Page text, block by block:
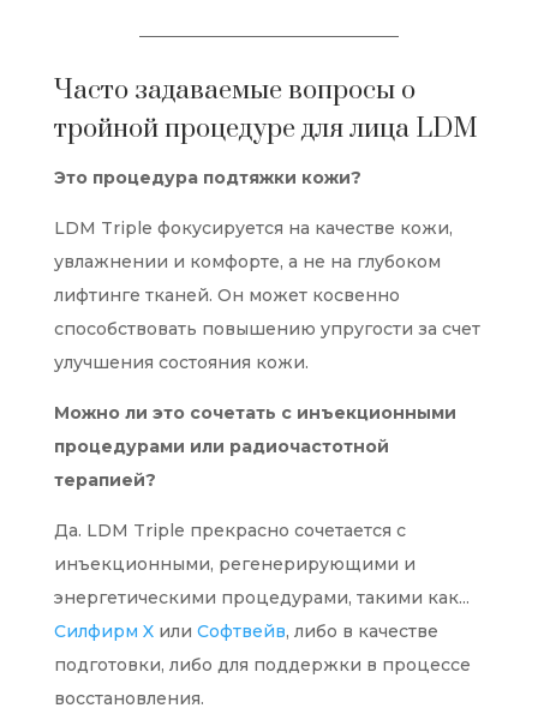
Часто задаваемые вопросы о
тройной процедуре для лица LDM
Это процедура подтяжки кожи?
LDM Triple фокусируется на качестве кожи,
увлажнении и комфорте, а не на глубоком
лифтинге тканей. Он может косвенно
способствовать повышению упругости за счет
улучшения состояния кожи.
Можно ли это сочетать с инъекционными
процедурами или радиочастотной
терапией?
Да. LDM Triple прекрасно сочетается с
инъекционными, регенерирующими и
энергетическими процедурами, такими как...
Силфирм Xили Софтвейв, либо в качестве
подготовки, либо для поддержки в процессе
восстановления.